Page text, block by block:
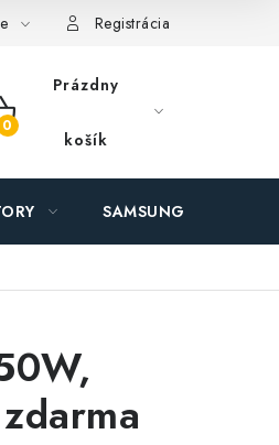
Zľavy pre profíkov
Registrácia
Prázdny
košík
SAMSUNG SVIETIDLÁ